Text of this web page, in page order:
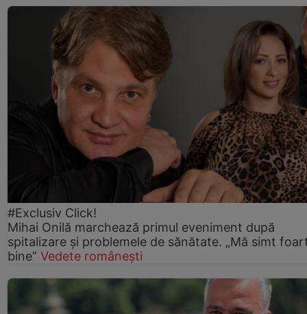
#Exclusiv Click!
Mihai Onilă marchează primul eveniment după
spitalizare și problemele de sănătate. „Mă simt
bine” Vedete românești